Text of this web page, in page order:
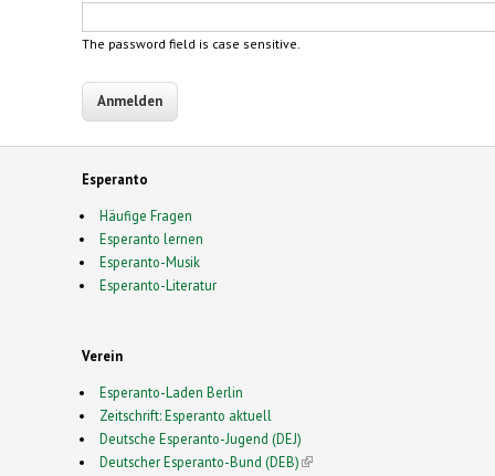
The password field is case sensitive.
Esperanto
Häufige Fragen
Esperanto lernen
Esperanto-Musik
Esperanto-Literatur
Verein
Esperanto-Laden Berlin
Zeitschrift: Esperanto aktuell
Deutsche Esperanto-Jugend (DEJ)
Deutscher Esperanto-Bund (DEB)(link is external)